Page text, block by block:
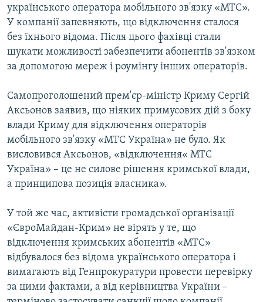
українського оператора мобільного зв'язку «МТС».
У компанії запевняють, що відключення сталося
без їхнього відома. Після цього фахівці стали
шукати можливості забезпечити абонентів зв'язком
за допомогою мереж і роумінгу інших операторів.
Самопроголошений прем'єр-міністр Криму Сергій
Аксьонов заявив, що ніяких примусових дій з боку
влади Криму для відключення операторів
мобільного зв'язку «МТС Україна» не було. Як
висловився Аксьонов, «відключення« МТС
Україна» – це не силове рішення кримської влади,
а принципова позиція власника».
У той же час, активісти громадської організації
«ЄвроМайдан-Крим» не вірять у те, що
відключення кримських абонентів «МТС»
відбувалося без відома українського оператора і
вимагають від Генпрокуратури провести перевірку
за цими фактами, а від керівництва України –